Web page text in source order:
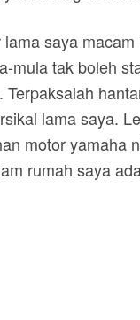
saya
mula tak boleh
lama saya.
motor yamaha
rumah saya